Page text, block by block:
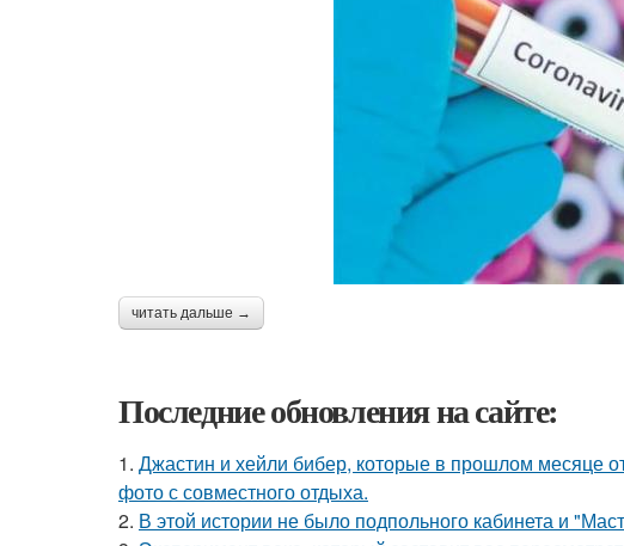
читать дальше →
Последние обновления на сайте:
1. Джастин и хейли бибер, которые в прошлом месяце
фото с совместного отдыха.
2. В этой истории не было подпольного кабинета и